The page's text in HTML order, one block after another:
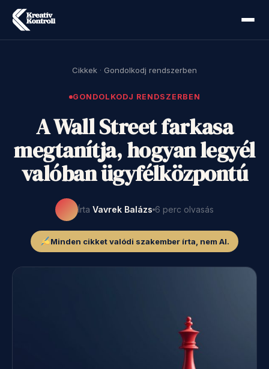
Cikkek · Gondolkodj rendszerben
GONDOLKODJ RENDSZERBEN
A Wall Street farkasa
megtanítja, hogyan legyél
valóban ügyfélközpontú
Írta Vavrek Balázs 6 perc olvasás
Minden cikket valódi szakember írta, nem AI.